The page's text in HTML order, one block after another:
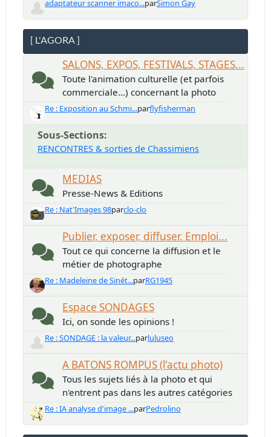
adaptateur scanner imaco...parSimon Gay
[ L'AGORA ]
SALONS, EXPOS, FESTIVALS, STAGES...
Toute l'animation culturelle (et parfois
commerciale...) concernant la photo
Re : Exposition au Schmi...parflyfisherman
Sous-Sections
RENCONTRES & sorties de Chassimiens
MEDIAS
Presse-News & Editions
Re : Nat'Images 98parclo-clo
Publier, exposer, diffuser. Emploi...
Tout ce qui concerne la diffusion et le
métier de photographe
Re : Madeleine de Sinét...parRG1945
Espace SONDAGES
Ici, on sonde les opinions !
Re : SONDAGE : la valeur...parluluseo
A BATONS ROMPUS (l'actu photo)
Tous les sujets liés à la photo et qui
n'entrent pas dans les autres catégories
Re : IA analyse d'image ...parPedrolino